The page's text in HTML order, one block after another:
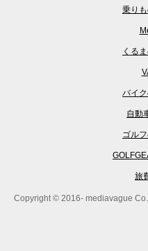
乗り
くる
バイ
自動
ゴル
旅
Copyright © 2016- mediavague